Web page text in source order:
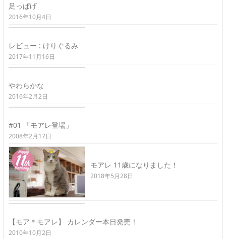
足っぱげ
2016年10月4日
レビュー : けりぐるみ
2017年11月16日
やわらかな
2016年2月2日
#01 「モアレ登場」
2008年2月17日
モアレ 11歳になりました！
2018年5月28日
【モア＊モアレ】 カレンダー本日発売！
2010年10月2日